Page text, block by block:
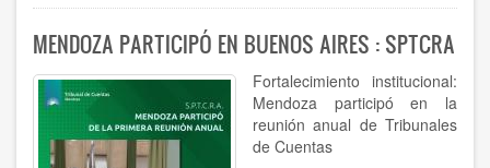
MEJOR
CONTROL
:
EL
HTC
ACTUALIZA
EN
MENDOZA PARTICIPÓ EN BUENOS AIRES : SPTCRA
Fortalecimiento institucional:
Mendoza participó en la
reunión anual de Tribunales
de Cuentas